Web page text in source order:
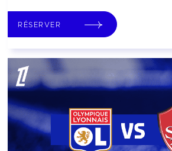
RÉSERVER